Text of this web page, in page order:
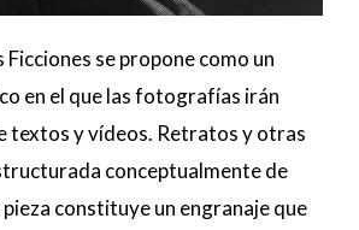
se propone como un
en el que las fotografías irán
textos y vídeos. Retratos y otras
conceptualmente de
constituye un engranaje que